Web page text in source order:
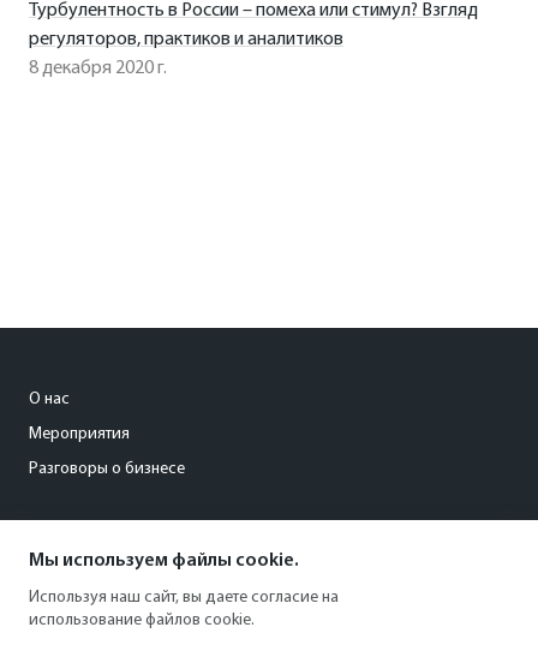
Турбулентность в России – помеха или стимул? Взгляд
регуляторов, практиков и аналитиков
8 декабря 2020 г.
О нас
Мероприятия
Разговоры о бизнесе
+7 (495) 797-69-70
Мы используем файлы cookie.
Используя наш сайт, вы даете согласие на
использование файлов cookie.